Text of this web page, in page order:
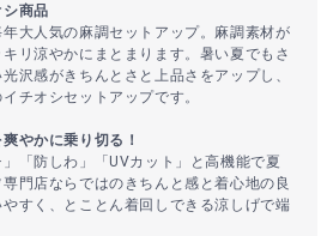
商品
大人気の麻調セットアップ。麻調素材が
リ涼やかにまとまります。暑い夏でもさ
沢感がきちんとさと上品さをアップし、
チオシセットアップです。
やかに乗り切る！
」「防しわ」「UVカット」と高機能で夏
門店ならではのきちんと感と着心地の良
すく、とことん着回しできる涼しげで端